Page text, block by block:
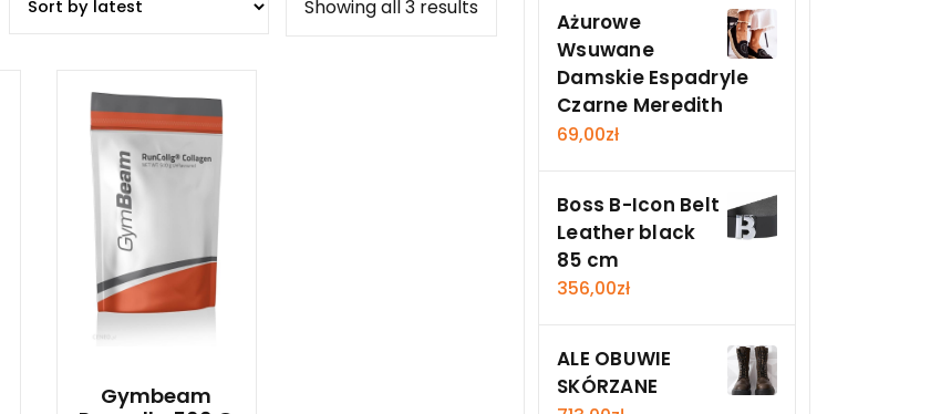
Showing all 3 results
Gymbeam
Ażurowe
Wsuwane
Damskie Espadryle
Czarne Meredith
69,00zł
Boss B-Icon Belt
Leather black
85 cm
356,00zł
ALE OBUWIE
SKÓRZANE